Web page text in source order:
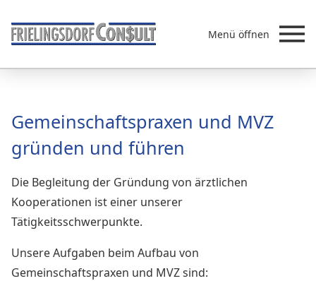
Menü öffnen
Beratung
Akademie
MVZ/Ärztenetze
Über uns
Newsletter & Presse
Gemeinschaftspraxen und MVZ
gründen und führen
Die Begleitung der Gründung von ärztlichen
Kooperationen ist einer unserer
Tätigkeitsschwerpunkte.
Unsere Aufgaben beim Aufbau von
Gemeinschaftspraxen und MVZ sind: